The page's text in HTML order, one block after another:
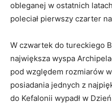
obleganej w ostatnich
poleciał pierwszy czarter
W czwartek do tureckiego
największa wyspa
pod względem rozmiarów
posiadania jednych z
do Kefalonii wypadł w